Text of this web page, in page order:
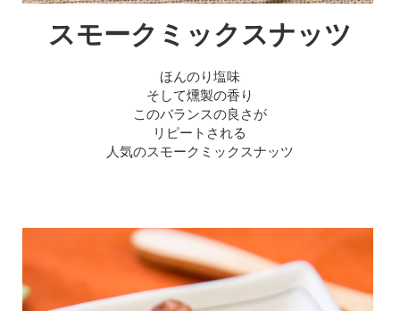
スモークミックスナッツ
ほんのり塩味
そして燻製の香り
このバランスの良さが
リピートされる
人気のスモークミックスナッツ